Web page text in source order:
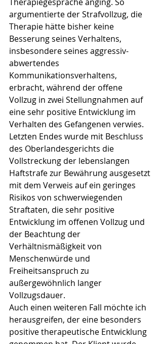
argumentierte der Strafvollzug, die
Therapie hätte bisher keine
Besserung seines Verhaltens,
insbesondere seines aggressiv-
abwertendes
Kommunikationsverhaltens,
erbracht, während der offene
Vollzug in zwei Stellungnahmen auf
eine sehr positive Entwicklung im
Verhalten des Gefangenen verwies.
Letzten Endes wurde mit Beschluss
des Oberlandesgerichts die
Vollstreckung der lebenslangen
Haftstrafe zur Bewährung ausgesetzt
mit dem Verweis auf ein geringes
Risikos von schwerwiegenden
Straftaten, die sehr positive
Entwicklung im offenen Vollzug und
der Beachtung der
Verhältnismäßigkeit von
Menschenwürde und
Freiheitsanspruch zu
außergewöhnlich langer
Vollzugsdauer.
Auch einen weiteren Fall möchte ich
herausgreifen, der eine besonders
positive therapeutische Entwicklung